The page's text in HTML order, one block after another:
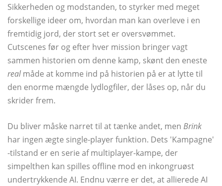
Sikkerheden og modstanden, to styrker med meget
forskellige ideer om, hvordan man kan overleve i en
fremtidig jord, der stort set er oversvømmet.
Cutscenes før og efter hver mission bringer vagt
sammen historien om denne kamp, ​​skønt den eneste
realmåde at komme ind på historien på er at lytte til
den enorme mængde lydlogfiler, der låses op, når du
skrider frem.
Du bliver måske narret til at tænke andet, men Brink
har ingen ægte single-player funktion. Dets 'Kampagne'
-tilstand er en serie af multiplayer-kampe, der
simpelthen kan spilles offline mod en inkongruøst
undertrykkende AI. Endnu værre er det, at allierede AI